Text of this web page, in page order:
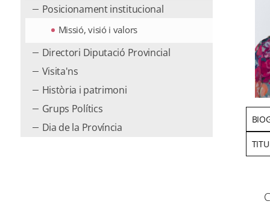
Posicionament institucional
Missió, visió i valors
Directori Diputació Provincial
Visita'ns
Història i patrimoni
Grups Polítics
Dia de la Província